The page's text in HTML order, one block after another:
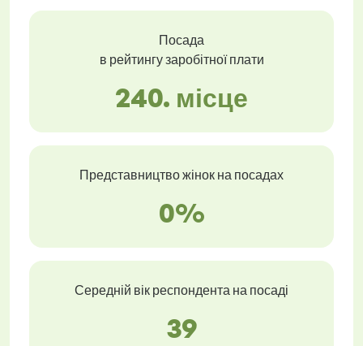
Посада
в рейтингу заробітної плати
240. місце
Представництво жінок на посадах
0%
Середній вік респондента на посаді
39